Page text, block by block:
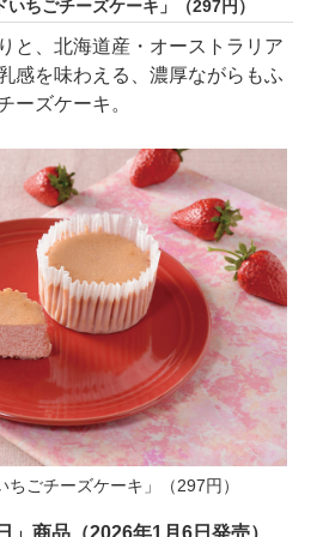
ちごチーズケーキ」（297円）
と、北海道産・オーストラリア
感を味わえる、濃厚ながらもふ
ーズケーキ。
ちごチーズケーキ」（297円）